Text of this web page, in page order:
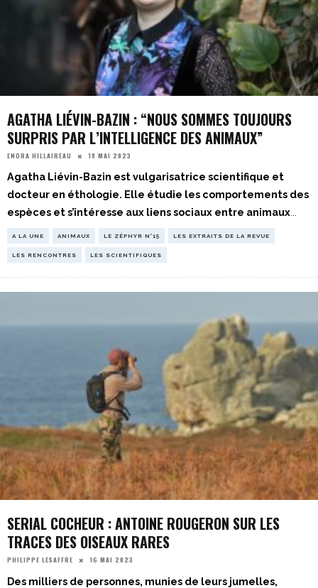
AGATHA LIÉVIN-BAZIN : “NOUS SOMMES TOUJOURS
SURPRIS PAR L’INTELLIGENCE DES ANIMAUX”
ENORA HILLAIREAU 18 MAI 2023
Agatha Liévin-Bazin est vulgarisatrice scientifique et
docteur en éthologie. Elle étudie les comportements des
espèces et s’intéresse aux liens sociaux entre animaux...
A LA UNE ANIMAUX LE ZÉPHYR N°15 LES EXTRAITS DE LA REVUE
LES RENCONTRES LES SCIENTIFIQUES
SERIAL COCHEUR : ANTOINE ROUGERON SUR LES
TRACES DES OISEAUX RARES
PHILIPPE LESAFFRE 16 MAI 2023
Des milliers de personnes, munies de leurs jumelles,